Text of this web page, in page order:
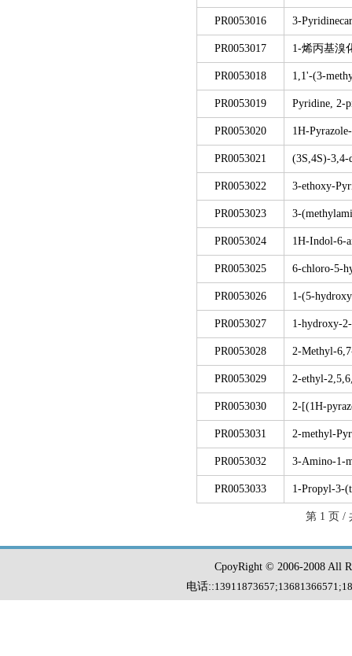
PR0053016 3-
PR0053017 1-烯丙基溴
PR0053018 1,1'-(3-
PR0053019 Pyridine, 2-
PR0053020 1H-
PR0053021 (3S,4S)-
PR0053022 3-ethoxy-
PR0053023 3-
PR0053024 1H-Indol-6-
PR0053025 6-chloro-5-
PR0053026 1-(5-
PR0053027 1-hydroxy-
PR0053028 2-Methyl-
PR0053029 2-ethyl-
PR0053030 2-[(1H-
PR0053031 2-methyl-
PR0053032 3-Amino-1-
PR0053033 1-Propyl-3-
第 1 页 /
CpoyRight © 2006-2008 All
电话::13911873657;13681366571;